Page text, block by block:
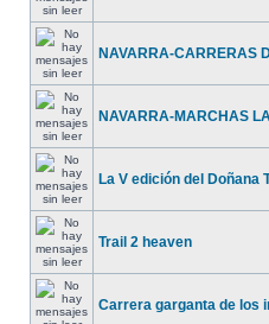
NAVARRA-CARRERAS
NAVARRA-MARCHAS
La V edición del Doñana
Trail 2 heaven
Carrera garganta de los